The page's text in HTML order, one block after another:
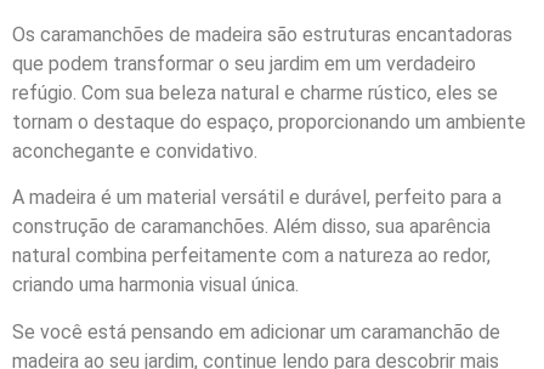
Os caramanchões de madeira são estruturas encantadoras
que podem transformar o seu jardim em um verdadeiro
refúgio. Com sua beleza natural e charme rústico, eles se
tornam o destaque do espaço, proporcionando um ambiente
aconchegante e convidativo.
A madeira é um material versátil e durável, perfeito para a
construção de caramanchões. Além disso, sua aparência
natural combina perfeitamente com a natureza ao redor,
criando uma harmonia visual única.
Se você está pensando em adicionar um caramanchão de
madeira ao seu jardim, continue lendo para descobrir mais